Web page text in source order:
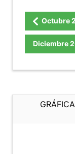
Octubre
Diciembre